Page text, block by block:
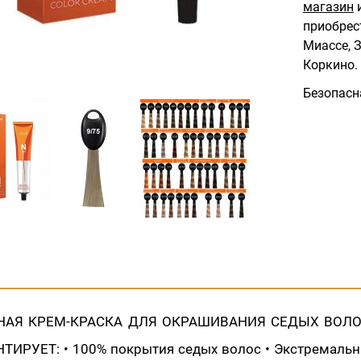
магазин
Миассе,
Коркино.
КРЕМ-КРАСКА ДЛЯ ОКРАШИВАНИЯ СЕДЫХ
• 100% покрытия седых волос •